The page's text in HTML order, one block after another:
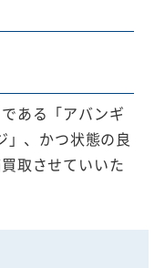
ある「アバンギ
」、かつ状態の良
取させていいた